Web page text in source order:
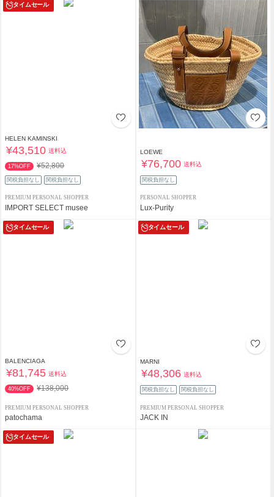
タイムセール
HELEN KAMINSKI
¥43,510 送料込
17%OFF ¥52,800
関税負担なし 関税負担なし
PREMIUM PERSONAL SHOPPER
IMPORT SELECT musee
LOEWE
¥76,700 送料込
関税負担なし
PERSONAL SHOPPER
Lux-Purity
タイムセール
BALENCIAGA
¥81,745 送料込
40%OFF ¥138,000
PREMIUM PERSONAL SHOPPER
patochama
タイムセール
MARNI
¥48,306 送料込
関税負担なし 関税負担なし
PREMIUM PERSONAL SHOPPER
JACK IN
タイムセール